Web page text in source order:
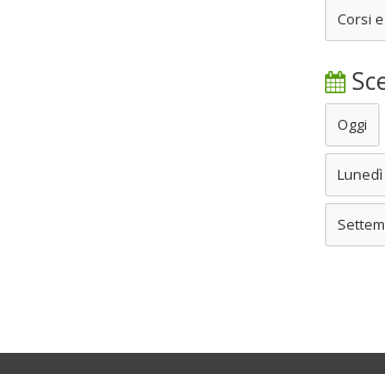
Corsi
Oggi
Lunedì